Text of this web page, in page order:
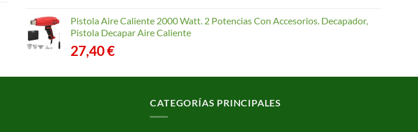
Pistola Aire Caliente 2000 Watt. 2 Potencias Con Accesorios. Decapador,
Pistola Decapar Aire Caliente
27,40€
CATEGORÍAS PRINCIPALES